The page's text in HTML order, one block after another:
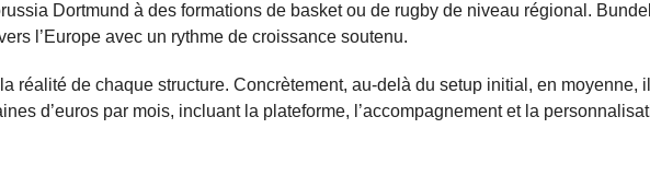
Dortmund à des formations de basket ou de rugby de niveau régional.
l’Europe avec un rythme de croissance soutenu.
réalité de chaque structure. Concrètement, au-delà du setup initial, en moyenne,
d’euros par mois, incluant la plateforme, l’accompagnement et la